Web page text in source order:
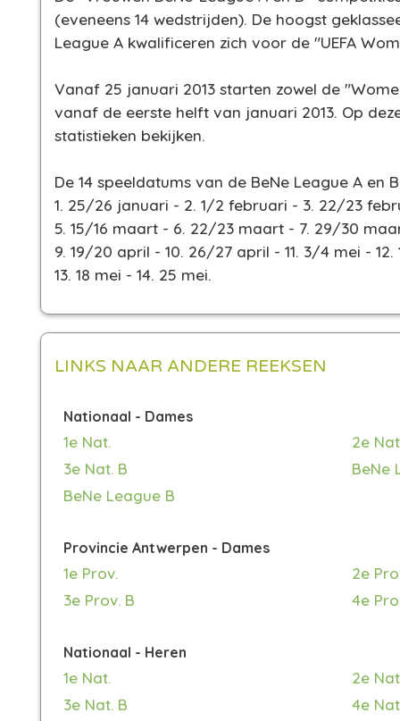
(eveneens 14 wedstrijden). De hoogst
League A kwalificeren zich voor de "UEFA
Vanaf 25 januari 2013 starten zowel de
vanaf de eerste helft van januari 2013. Op
statistieken bekijken.
De 14 speeldatums van de BeNe League A en
1. 25/26 januari - 2. 1/2 februari - 3. 22/23
5. 15/16 maart - 6. 22/23 maart - 7. 29/30
9. 19/20 april - 10. 26/27 april - 11. 3/4 mei - 12.
13. 18 mei - 14. 25 mei.
LINKS NAAR ANDERE REEKSEN
Nationaal - Dames
1e Nat.
2e
3e Nat. B
BeNe
BeNe League B
Provincie Antwerpen - Dames
1e Prov.
2e
3e Prov. B
4e
Nationaal - Heren
1e Nat.
2e
3e Nat. B
4e